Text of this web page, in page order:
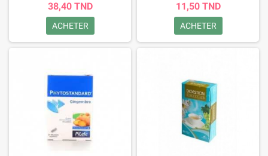
38,40 TND
ACHETER
11,50 TND
ACHETER